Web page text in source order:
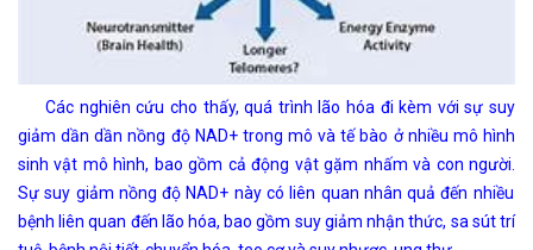
Các nghiên cứu cho thấy, quá trình lão hóa đi kèm với sự suy
giảm dần dần nồng độ NAD+ trong mô và tế bào ở nhiều mô hình
sinh vật mô hình, bao gồm cả động vật gặm nhấm và con người.
Sự suy giảm nồng độ NAD+ này có liên quan nhân quả đến nhiều
bệnh liên quan đến lão hóa, bao gồm suy giảm nhận thức, sa sút trí